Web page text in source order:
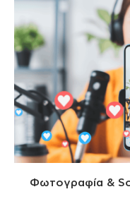
Φωτογραφία &